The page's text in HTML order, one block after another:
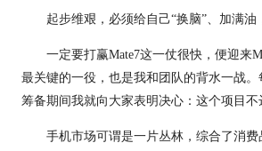
起步维艰，必须给自己“换脑”、加满油
一定要打赢Mate7这一仗很快，便迎来
最关键的一役，也是我和团队的背水一战
筹备期间我就向大家表明决心：这个项目不
手机市场可谓是一片丛林，综合了消